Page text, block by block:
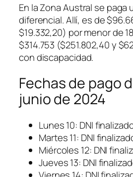
En la Zona Austral se paga
diferencial. Allí, es de
$19.332,20) por menor de
$314.753 ($251.802,40 y
con discapacidad.
Fechas de pago
junio de 2024
Lunes 10: DNI
Martes 11: DNI
Miércoles 12: DNI
Jueves 13: DNI